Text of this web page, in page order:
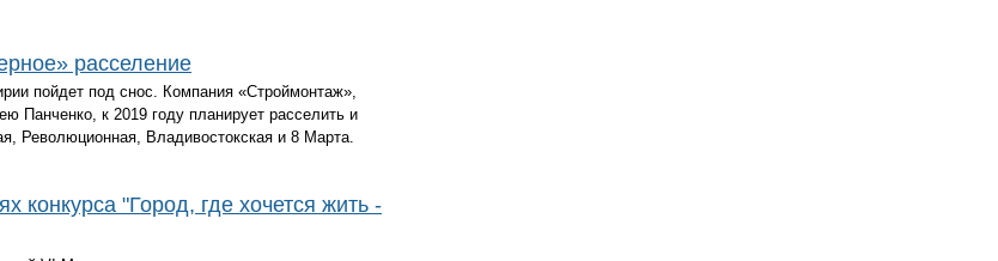
расселение
пойдет под снос. Компания «Строймонтаж»,
Панченко, к 2019 году планирует расселить и
Революционная, Владивостокская и 8 Марта.
конкурса "Город, где хочется жить -